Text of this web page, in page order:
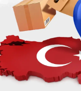
yararlanın ve
ücretsiz bir
MINUTES
: 53
SECONDES